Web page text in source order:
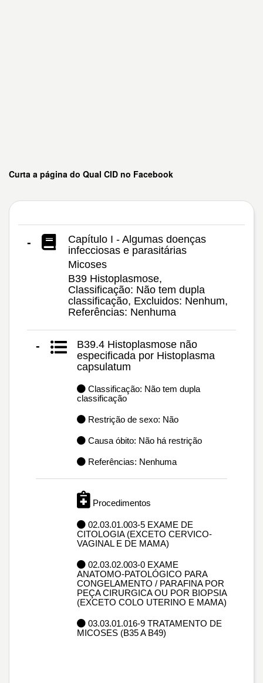
Curta a página do Qual CID no Facebook
-
Capítulo I - Algumas doenças
infecciosas e parasitárias
Micoses
B39 Histoplasmose,
Classificação: Não tem dupla
classificação, Excluidos: Nenhum,
Referências: Nenhuma
-
B39.4 Histoplasmose não
especificada por Histoplasma
capsulatum
Classificação: Não tem dupla
classificação
Restrição de sexo: Não
Causa óbito: Não há restrição
Referências: Nenhuma
Procedimentos
02.03.01.003-5 EXAME DE
CITOLOGIA (EXCETO CERVICO-
VAGINAL E DE MAMA)
02.03.02.003-0 EXAME
ANATOMO-PATOLÓGICO PARA
CONGELAMENTO / PARAFINA POR
PEÇA CIRURGICA OU POR BIOPSIA
(EXCETO COLO UTERINO E MAMA)
03.03.01.016-9 TRATAMENTO DE
MICOSES (B35 A B49)